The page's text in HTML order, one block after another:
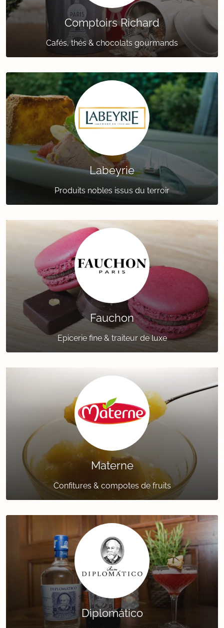
Comptoirs Richard
Cafés, thés & chocolats gourmands
Labeyrie
Produits nobles issus du terroir
Fauchon
Epicerie fine & traiteur de luxe
Materne
Confitures & compotes de fruits
Diplomático